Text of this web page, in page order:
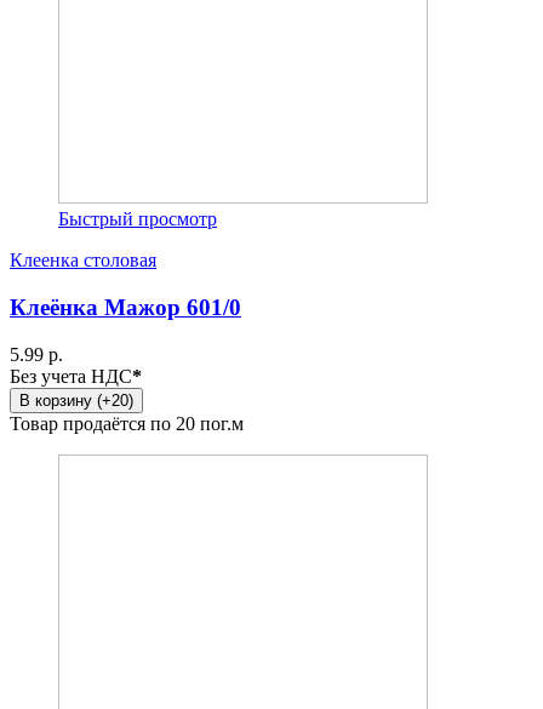
Быстрый просмотр
Клеенка столовая
Клеёнка Мажор 601/0
5.99 р.
Без учета НДС*
В корзину (+20)
Товар продаётся по 20 пог.м